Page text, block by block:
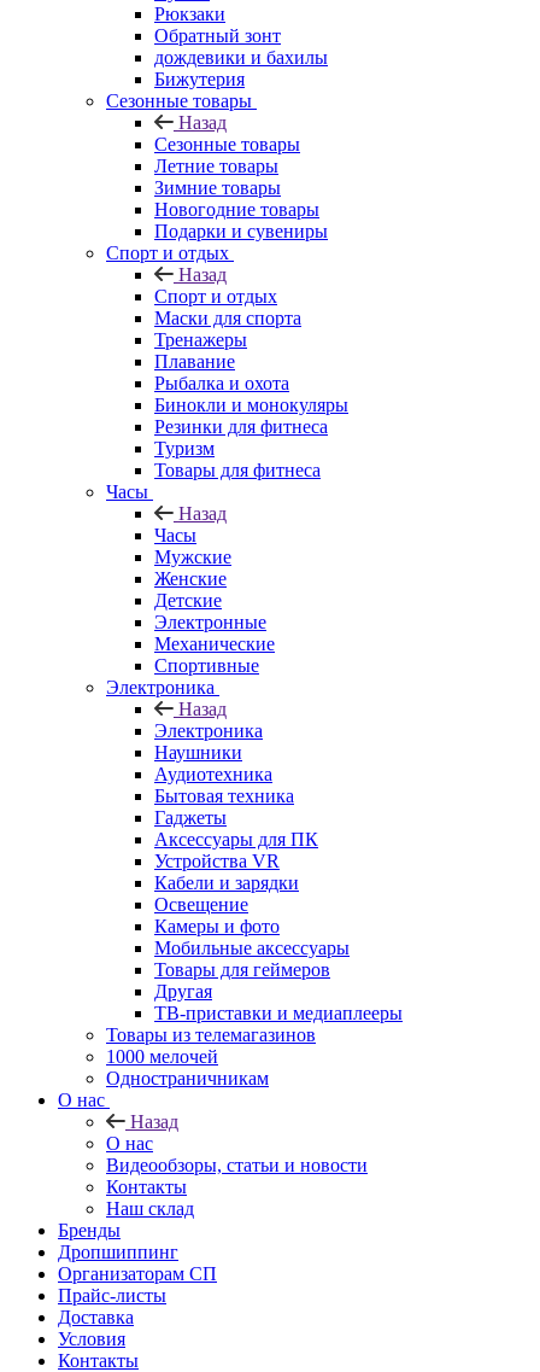
Рюкзаки
Обратный зонт
дождевики и бахилы
Бижутерия
Сезонные товары
Назад
Сезонные товары
Летние товары
Зимние товары
Новогодние товары
Подарки и сувениры
Спорт и отдых
Назад
Спорт и отдых
Маски для спорта
Тренажеры
Плавание
Рыбалка и охота
Бинокли и монокуляры
Резинки для фитнеса
Туризм
Товары для фитнеса
Часы
Назад
Часы
Мужские
Женские
Детские
Электронные
Механические
Спортивные
Электроника
Назад
Электроника
Наушники
Аудиотехника
Бытовая техника
Гаджеты
Аксессуары для ПК
Устройства VR
Кабели и зарядки
Освещение
Камеры и фото
Мобильные аксессуары
Товары для геймеров
Другая
ТВ-приставки и медиаплееры
Товары из телемагазинов
1000 мелочей
Одностраничникам
О нас
Назад
О нас
Видеообзоры, статьи и новости
Контакты
Наш склад
Бренды
Дропшиппинг
Организаторам СП
Прайс-листы
Доставка
Условия
Контакты